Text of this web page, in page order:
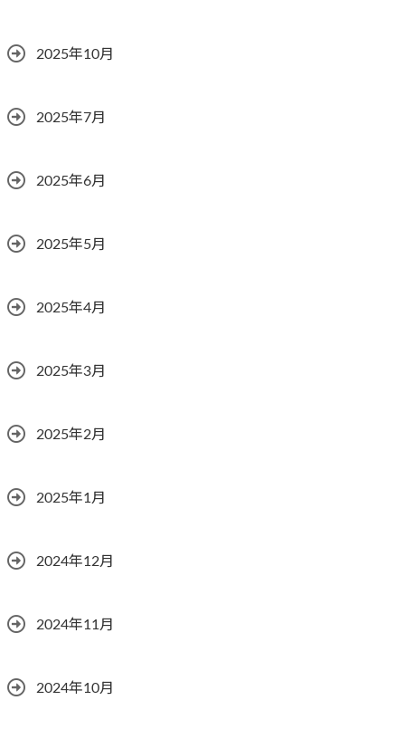
2025年10月
2025年7月
2025年6月
2025年5月
2025年4月
2025年3月
2025年2月
2025年1月
2024年12月
2024年11月
2024年10月